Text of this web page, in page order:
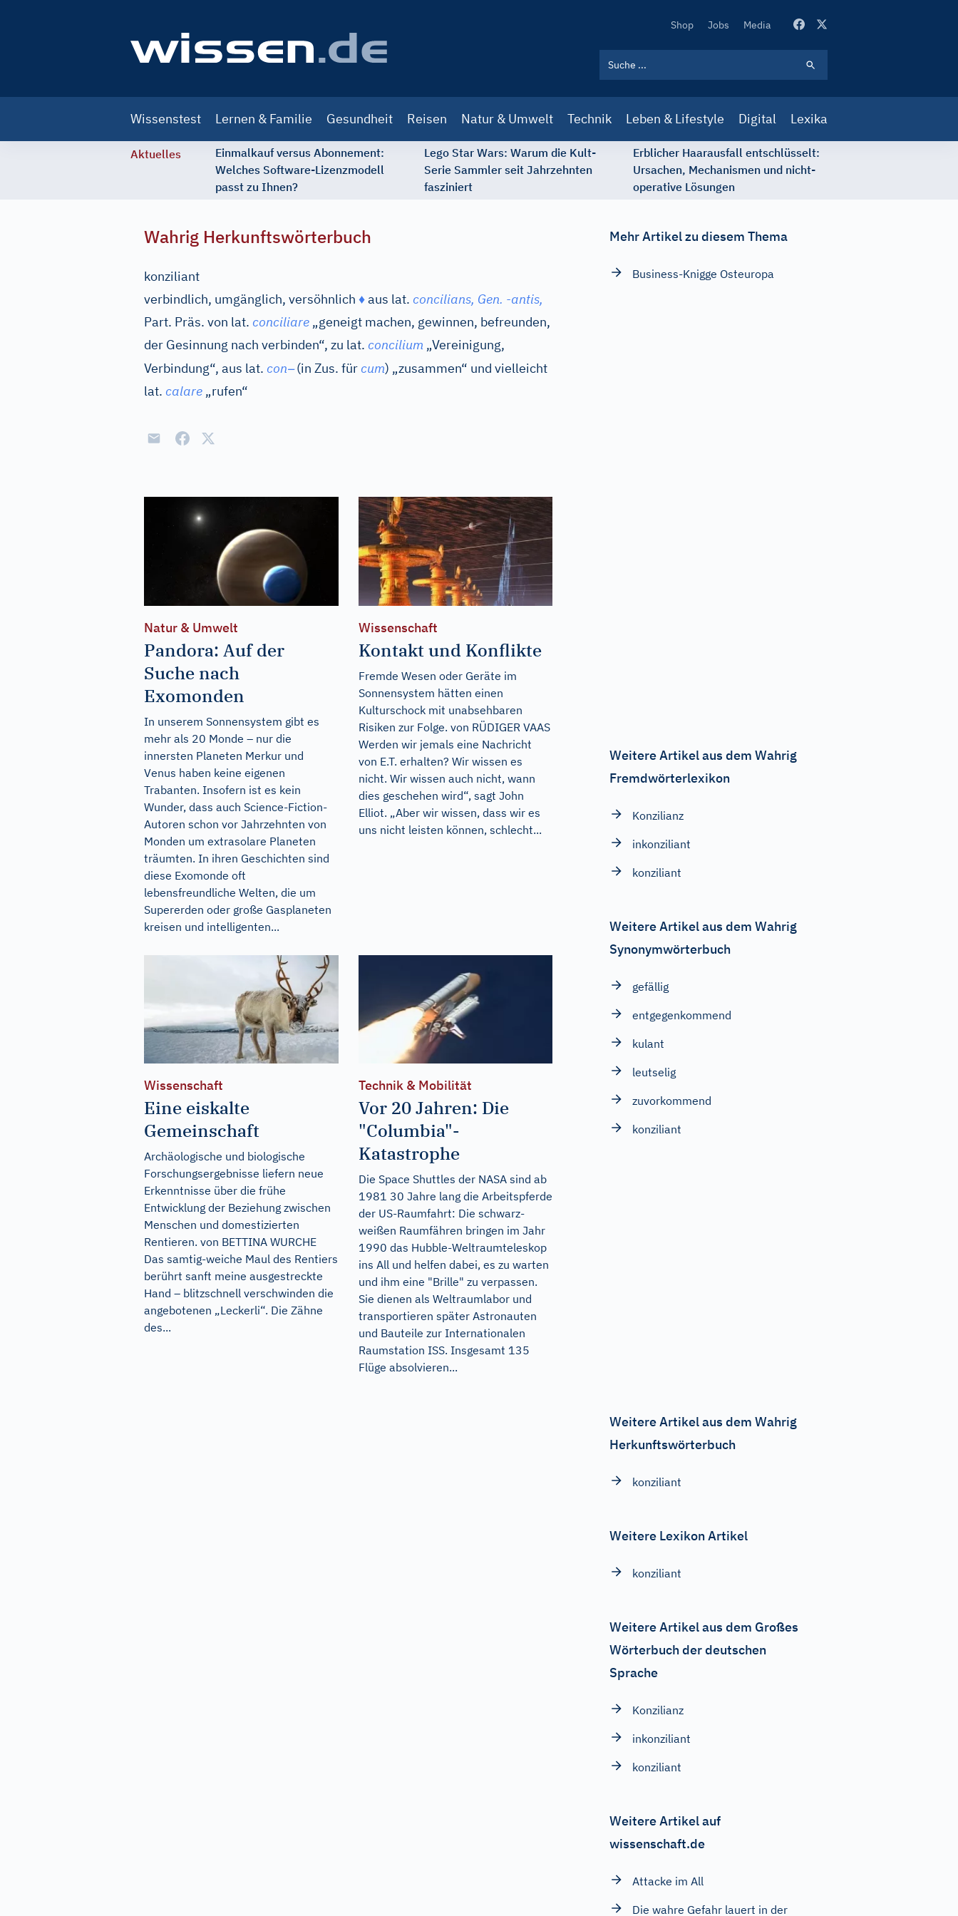
Secondary
Shop Jobs Media
navigation
Wissenstest Lernen & Familie Gesundheit Reisen Natur & Umwelt Technik Leben & Lifestyle Digital Lexika
Aktuelles
Einmalkauf versus Abonnement:
Welches Software-Lizenzmodell
passt zu Ihnen?
Lego Star Wars: Warum die Kult-
Serie Sammler seit Jahrzehnten
fasziniert
Erblicher Haarausfall entschlüsselt:
Ursachen, Mechanismen und nicht-
operative Lösungen
Wahrig Herkunftswörterbuch
konziliant
verbindlich, umgänglich, versöhnlich ♦aus lat. concilians, Gen. -antis,
Part. Präs. von lat. conciliare „geneigt machen, gewinnen, befreunden,
der Gesinnung nach verbinden“, zu lat. concilium „Vereinigung,
Verbindung“, aus lat. con–(in Zus. für cum) „zusammen“ und vielleicht
lat. calare „rufen“
Natur & Umwelt
Pandora: Auf der
Suche nach
Exomonden
In unserem Sonnensystem gibt es
mehr als 20 Monde – nur die
innersten Planeten Merkur und
Venus haben keine eigenen
Trabanten. Insofern ist es kein
Wunder, dass auch Science-Fiction-
Autoren schon vor Jahrzehnten von
Monden um extrasolare Planeten
träumten. In ihren Geschichten sind
diese Exomonde oft
lebensfreundliche Welten, die um
Supererden oder große Gasplaneten
kreisen und intelligenten...
Wissenschaft
Kontakt und Konflikte
Fremde Wesen oder Geräte im
Sonnensystem hätten einen
Kulturschock mit unabsehbaren
Risiken zur Folge. von RÜDIGER VAAS
Werden wir jemals eine Nachricht
von E.T. erhalten? Wir wissen es
nicht. Wir wissen auch nicht, wann
dies geschehen wird“, sagt John
Elliot. „Aber wir wissen, dass wir es
uns nicht leisten können, schlecht...
Wissenschaft
Eine eiskalte
Gemeinschaft
Archäologische und biologische
Forschungsergebnisse liefern neue
Erkenntnisse über die frühe
Entwicklung der Beziehung zwischen
Menschen und domestizierten
Rentieren. von BETTINA WURCHE
Das samtig-weiche Maul des Rentiers
berührt sanft meine ausgestreckte
Hand – blitzschnell verschwinden die
angebotenen „Leckerli“. Die Zähne
des...
Technik & Mobilität
Vor 20 Jahren: Die
"Columbia"-
Katastrophe
Die Space Shuttles der NASA sind ab
1981 30 Jahre lang die Arbeitspferde
der US-Raumfahrt: Die schwarz-
weißen Raumfähren bringen im Jahr
1990 das Hubble-Weltraumteleskop
ins All und helfen dabei, es zu warten
und ihm eine "Brille" zu verpassen.
Sie dienen als Weltraumlabor und
transportieren später Astronauten
und Bauteile zur Internationalen
Raumstation ISS. Insgesamt 135
Flüge absolvieren...
Mehr Artikel zu diesem Thema
Business-Knigge Osteuropa
Weitere Artikel aus dem Wahrig
Fremdwörterlexikon
Konzilianz
inkonziliant
konziliant
Weitere Artikel aus dem Wahrig
Synonymwörterbuch
gefällig
entgegenkommend
kulant
leutselig
zuvorkommend
konziliant
Weitere Artikel aus dem Wahrig
Herkunftswörterbuch
konziliant
Weitere Lexikon Artikel
konziliant
Weitere Artikel aus dem Großes
Wörterbuch der deutschen
Sprache
Konzilianz
inkonziliant
konziliant
Weitere Artikel auf
wissenschaft.de
Attacke im All
Die wahre Gefahr lauert in der